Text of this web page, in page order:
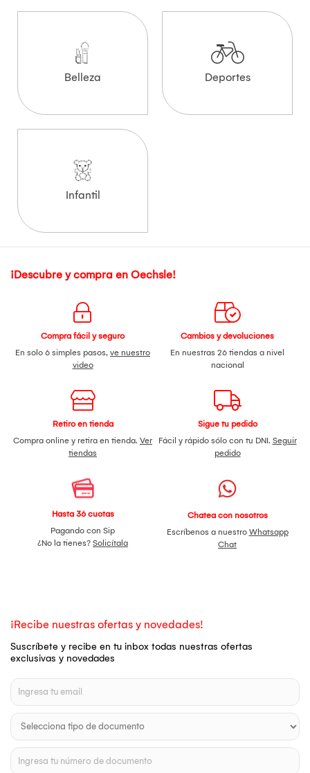
Belleza Deportes
Infantil
¡Descubre y compra en Oechsle!
Compra fácil y seguro
En solo 6 simples pasos, ve nuestro
video
Cambios y devoluciones
En nuestras 26 tiendas a nivel
nacional
Retiro en tienda
Compra online y retira en tienda. Ver
tiendas
Sigue tu pedido
Fácil y rápido sólo con tu DNI. Seguir
pedido
Hasta 36 cuotas
Pagando con Sip
¿No la tienes? Solicítala
Chatea con nosotros
Escríbenos a nuestro Whatsapp
Chat
¡Recibe nuestras ofertas y novedades!
Suscríbete y recibe en tu inbox todas nuestras ofertas
exclusivas y novedades